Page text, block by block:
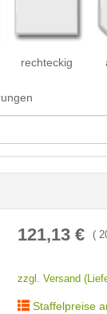
rechteckig
121,13€ (
zzgl. Versand
Staffelpreise
< /picture>